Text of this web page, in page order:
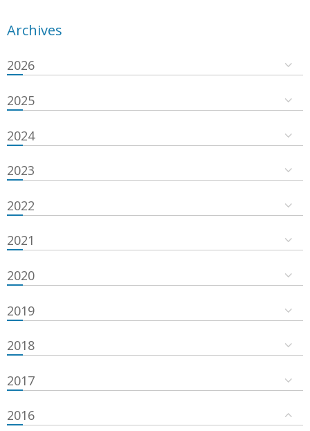
Archives
2026
2025
2024
2023
2022
2021
2020
2019
2018
2017
2016